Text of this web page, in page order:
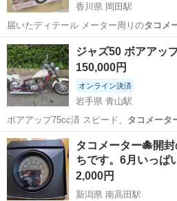
香川県 岡田駅
届いたディテール メーター周りのタコメ
ロント・リアの…
香川 丸亀市 岡田駅 フィギュ
ジャズ50 ボアアッ
150,000円
オンライン決済
岩手県 青山駅
ボアアップ75cc済 スピード、 タコメータ
一不明 …
岩手 盛岡市 ホンダ
タコメーター🐙開封のみ ほぼ新品 早
ちです。6月いっぱ
2,000円
新潟県 南高田駅